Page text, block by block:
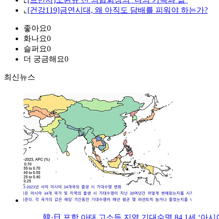
⌞ [건강119]금연시대, 왜 아직도 담배를 피워야 하는가?
좋아요0
화나요0
슬퍼요0
더 궁금해요0
최신뉴스